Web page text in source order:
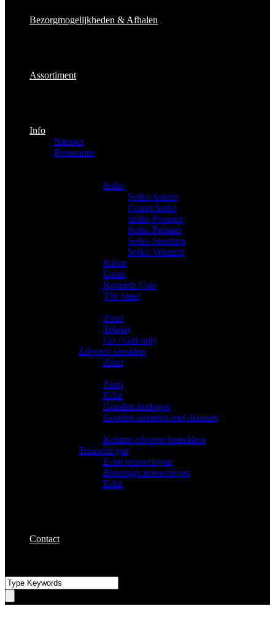
Bezorgmogelijkheden & Afhalen
Assortiment
Info
Nieuws
Reparaties
Seiko
Seiko Astron
Grand Seiko
Seiko Prospex
Seiko Premier
Seiko Sportura
Seiko Velatura
Pulsar
Lorus
Kenneth Cole
TW Steel
Zinzi
Tekday
Go / Girl only
Zilveren sieraden
Zinzi
Zinzi
Eclat
Gouden horloges
Gouden sieraden met diamant
Keltum zilveren bestekken
Trouwringen
Eclat trouwringen
Bluerings trouwringen
Eclat
Contact